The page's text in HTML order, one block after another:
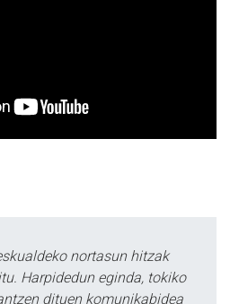
nortasun hitzak
Harpidedun eginda, tokiko
dituen komunikabidea